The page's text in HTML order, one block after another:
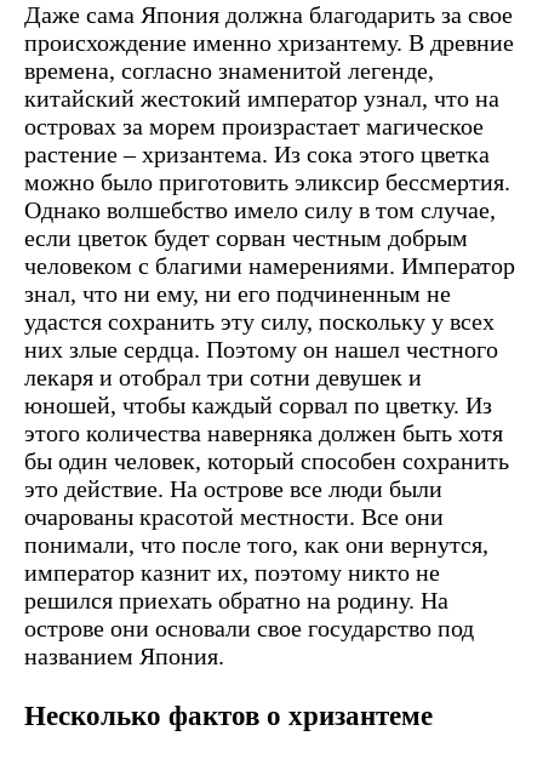
Даже сама Япония должна благодарить за свое
происхождение именно хризантему. В древние
времена, согласно знаменитой легенде,
китайский жестокий император узнал, что на
островах за морем произрастает магическое
растение – хризантема. Из сока этого цветка
можно было приготовить эликсир бессмертия.
Однако волшебство имело силу в том случае,
если цветок будет сорван честным добрым
человеком с благими намерениями. Император
знал, что ни ему, ни его подчиненным не
удастся сохранить эту силу, поскольку у всех
них злые сердца. Поэтому он нашел честного
лекаря и отобрал три сотни девушек и
юношей, чтобы каждый сорвал по цветку. Из
этого количества наверняка должен быть хотя
бы один человек, который способен сохранить
это действие. На острове все люди были
очарованы красотой местности. Все они
понимали, что после того, как они вернутся,
император казнит их, поэтому никто не
решился приехать обратно на родину. На
острове они основали свое государство под
названием Япония.
Несколько фактов о хризантеме